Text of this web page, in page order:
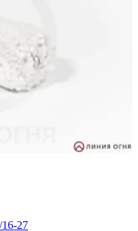
27